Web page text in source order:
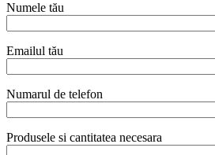
Numele tău
Emailul tău
Numarul de telefon
Produsele si cantitatea necesara